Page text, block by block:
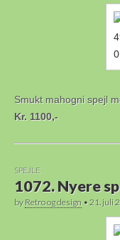
Smukt mahogni spejl
Kr. 1100,-
SPEJLE
1072. Nyere
byRetro og design •21. juli